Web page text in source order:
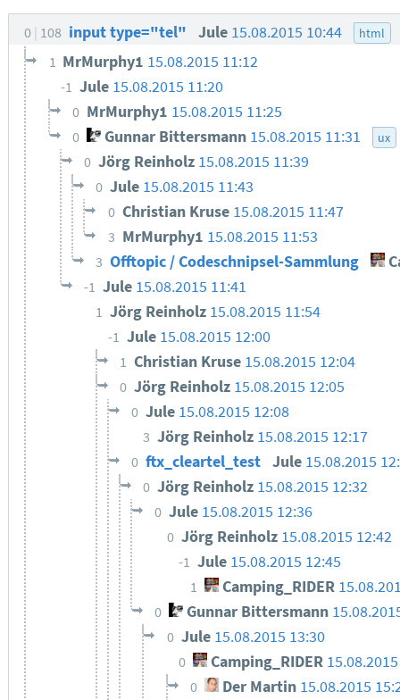
0 108 input type="tel" Jule 15.08.2015 10:44 html
1 MrMurphy1 15.08.2015 11:12
-1 Jule 15.08.2015 11:20
0 MrMurphy1 15.08.2015 11:25
0 Gunnar Bittersmann 15.08.2015 11:31 ux
0 Jörg Reinholz 15.08.2015 11:39
0 Jule 15.08.2015 11:43
0 Christian Kruse 15.08.2015 11:47
3 MrMurphy1 15.08.2015 11:53
3 Offtopic / Codeschnipsel-Sammlung
-1 Jule 15.08.2015 11:41
1 Jörg Reinholz 15.08.2015 11:54
-1 Jule 15.08.2015 12:00
1 Christian Kruse 15.08.2015 12:04
0 Jörg Reinholz 15.08.2015 12:05
0 Jule 15.08.2015 12:08
3 Jörg Reinholz 15.08.2015 12:17
0 ftx_cleartel_test Jule 15.08.2015
0 Jörg Reinholz 15.08.2015 12:32
0 Jule 15.08.2015 12:36
0 Jörg Reinholz 15.08.2015 12:42
-1 Jule 15.08.2015 12:45
1 Camping_RIDER
0 Gunnar Bittersmann
0 Jule 15.08.2015 13:30
0 Camping_RIDER
0 Der Martin 15.08.2015